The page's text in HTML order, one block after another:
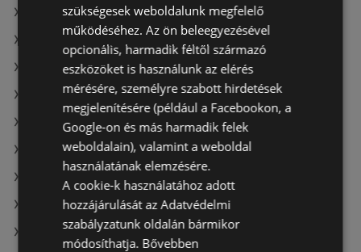
A(z) Reál ajánlatai
A(z) Penny-Market Kft. ajánlatai
A(z) CBA ajánlatai
A(z) COOP Szolnok Zrt. aktuális akciós újságjai
A(z) Tesco aktuális akciós újságjai
A(z) AlphaZoo aktuális akciós újságjai
A(z) Metro aktuális akciós újságjai
A(z) Coop aktuális akciós újságjai
A(z) Reál üzletei itt: Sopron-Fertődi
szükségesek weboldalunk megfelelő
működéséhez. Az ön beleegyezésével
opcionális, harmadik féltől származó
eszközöket is használunk az elérés
mérésére, személyre szabott hirdetések
megjelenítésére (például a Facebookon, a
Google-on és más harmadik felek
weboldalain), valamint a weboldal
használatának elemzésére.
A cookie-k használatához adott
hozzájárulását az Adatvédelmi
szabályzatunk oldalán bármikor
módosíthatja. Bővebben